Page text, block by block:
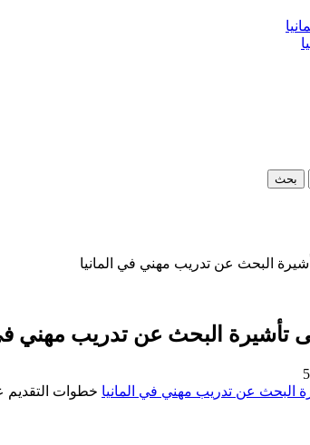
البحث عن تدريب مهني في المانيا
تأشيرة البحث عن تدريب مهني في
خطوات التقديم